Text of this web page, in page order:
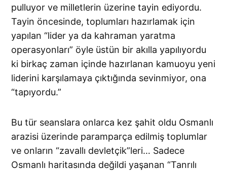
pulluyor ve milletlerin üzerine tayin ediyordu.
Tayin öncesinde, toplumları hazırlamak için
yapılan “lider ya da kahraman yaratma
operasyonları” öyle üstün bir akılla yapılıyordu
ki birkaç zaman içinde hazırlanan kamuoyu yeni
liderini karşılamaya çıktığında sevinmiyor, ona
“tapıyordu.”
Bu tür seanslara onlarca kez şahit oldu Osmanlı
arazisi üzerinde paramparça edilmiş toplumlar
ve onların “zavallı devletçik”leri… Sadece
Osmanlı haritasında değildi yaşanan “Tanrılı